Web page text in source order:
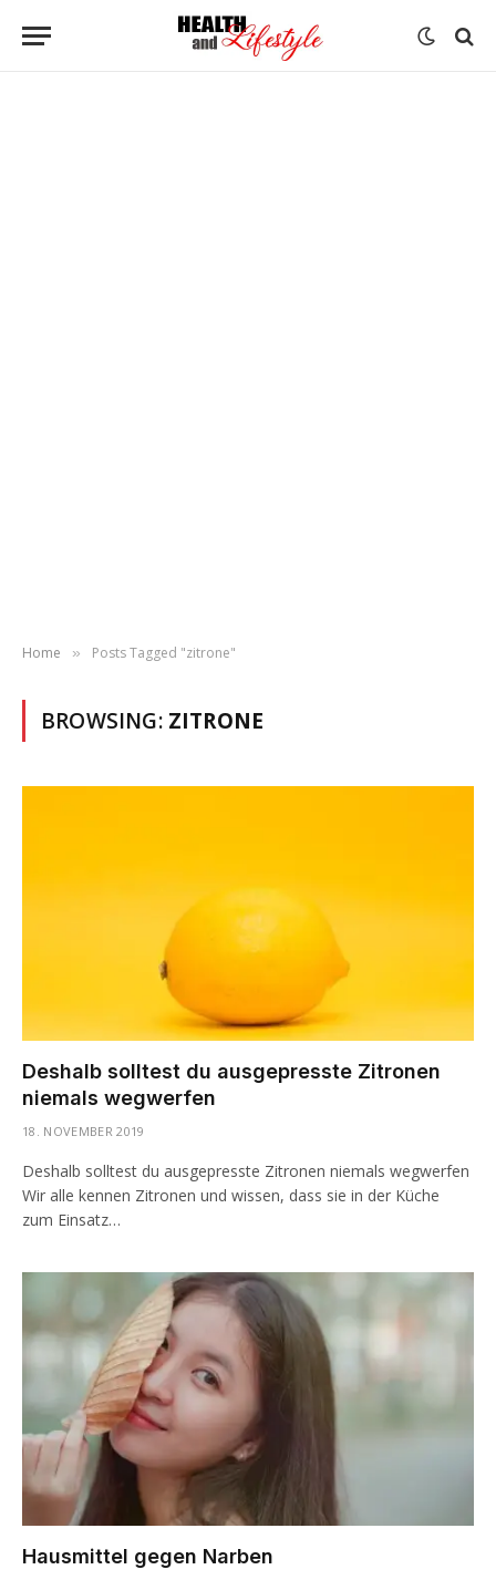
Home » Posts Tagged "zitrone"
BROWSING: ZITRONE
Deshalb solltest du ausgepresste Zitronen
niemals wegwerfen
18. NOVEMBER 2019
Deshalb solltest du ausgepresste Zitronen niemals wegwerfen
Wir alle kennen Zitronen und wissen, dass sie in der Küche
zum Einsatz…
Hausmittel gegen Narben